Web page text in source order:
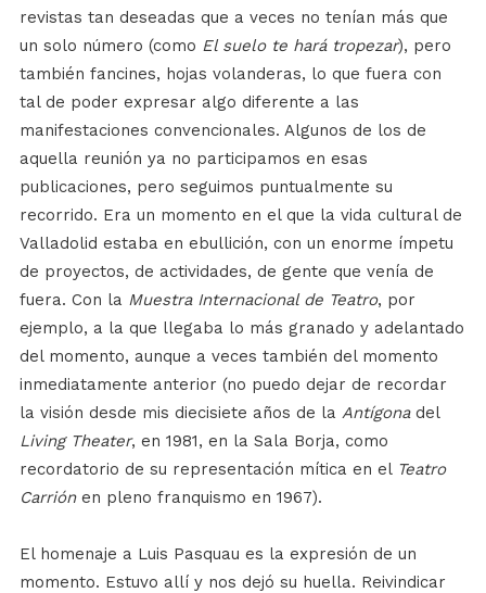
revistas tan deseadas que a veces no tenían más que
un solo número (como El suelo te hará tropezar), pero
también fancines, hojas volanderas, lo que fuera con
tal de poder expresar algo diferente a las
manifestaciones convencionales. Algunos de los de
aquella reunión ya no participamos en esas
publicaciones, pero seguimos puntualmente su
recorrido. Era un momento en el que la vida cultural de
Valladolid estaba en ebullición, con un enorme ímpetu
de proyectos, de actividades, de gente que venía de
fuera. Con la Muestra Internacional de Teatro, por
ejemplo, a la que llegaba lo más granado y adelantado
del momento, aunque a veces también del momento
inmediatamente anterior (no puedo dejar de recordar
la visión desde mis diecisiete años de la Antígonadel
Living Theater, en 1981, en la Sala Borja, como
recordatorio de su representación mítica en el Teatro
Carriónen pleno franquismo en 1967).
El homenaje a Luis Pasquau es la expresión de un
momento. Estuvo allí y nos dejó su huella. Reivindicar